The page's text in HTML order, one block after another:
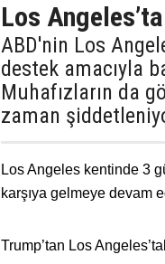
Los
ABD'nin Los
destek amacıyla
Muhafızların da
zaman
Los Angeles kentinde 3
karşıya gelmeye devam
Trump’tan Los